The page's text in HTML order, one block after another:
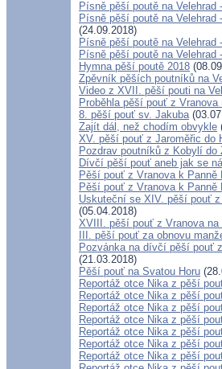
Písně pěší poutě na
Písně pěší poutě na
(24.09.2018)
Písně pěší poutě na
Písně pěší poutě na Velehrad
Hymna pěší poutě 2018
Zpěvník pěších poutníků na
Video z XVII. pěší pouti na
Proběhla pěší pouť z
8. pěší pouť sv. Jakuba
Zajít dál, než chodím obvykle
XV. pěší pouť z Jaroměřic do
Pozdrav poutníků z Kobylí do
Dívčí pěší pouť aneb jak se
Pěší pouť z Vranova k Panně
Pěší pouť z Vranova k Panně
Uskuteční se XIV. pěší pouť
(05.04.2018)
XVIII. pěší pouť z Vranova na
III. pěší pouť za obnovu
Pozvánka na dívčí pěší pouť
(21.03.2018)
Pěší pouť na Svatou Horu
Reportáž otce Nika z pěší
Reportáž otce Nika z pěší
Reportáž otce Nika z pěší
Reportáž otce Nika z pěší
Reportáž otce Nika z pěší
Reportáž otce Nika z pěší
Reportáž otce Nika z pěší